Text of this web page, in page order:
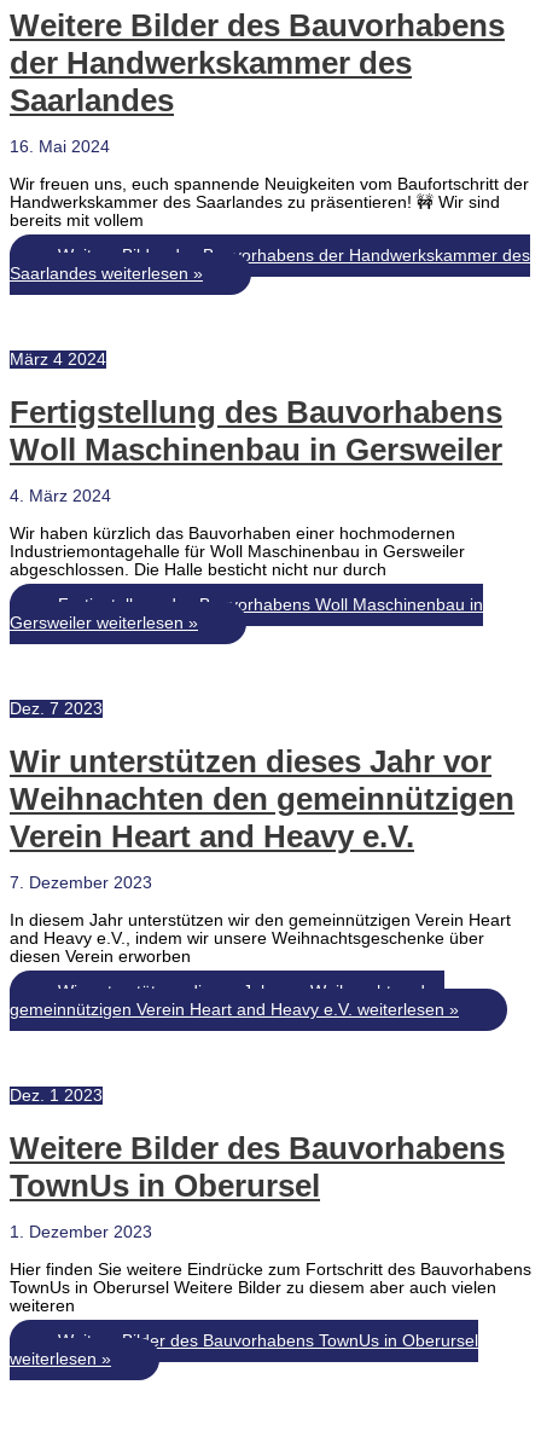
Weitere Bilder des Bauvorhabens
der Handwerkskammer des
Saarlandes
16. Mai 2024
Wir freuen uns, euch spannende Neuigkeiten vom Baufortschritt der
Handwerkskammer des Saarlandes zu präsentieren! 🚧 Wir sind
bereits mit vollem
Weitere Bilder des Bauvorhabens der Handwerkskammer des
Saarlandes weiterlesen »
März 4 2024
Fertigstellung des Bauvorhabens
Woll Maschinenbau in Gersweiler
4. März 2024
Wir haben kürzlich das Bauvorhaben einer hochmodernen
Industriemontagehalle für Woll Maschinenbau in Gersweiler
abgeschlossen. Die Halle besticht nicht nur durch
Fertigstellung des Bauvorhabens Woll Maschinenbau in
Gersweiler weiterlesen »
Dez. 7 2023
Wir unterstützen dieses Jahr vor
Weihnachten den gemeinnützigen
Verein Heart and Heavy e.V.
7. Dezember 2023
In diesem Jahr unterstützen wir den gemeinnützigen Verein Heart
and Heavy e.V., indem wir unsere Weihnachtsgeschenke über
diesen Verein erworben
Wir unterstützen dieses Jahr vor Weihnachten den
gemeinnützigen Verein Heart and Heavy e.V. weiterlesen »
Dez. 1 2023
Weitere Bilder des Bauvorhabens
TownUs in Oberursel
1. Dezember 2023
Hier finden Sie weitere Eindrücke zum Fortschritt des Bauvorhabens
TownUs in Oberursel Weitere Bilder zu diesem aber auch vielen
weiteren
Weitere Bilder des Bauvorhabens TownUs in Oberursel
weiterlesen »